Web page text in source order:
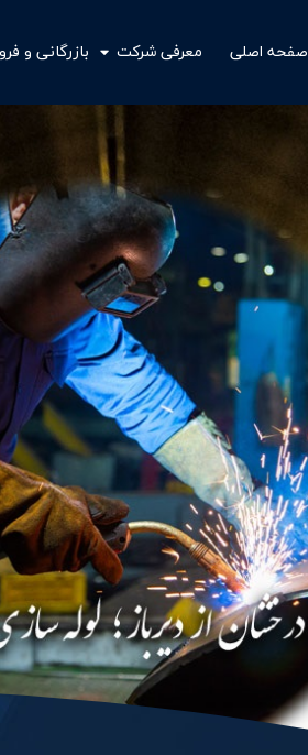
صفحه اصلی معرفی شرکت بازرگانی و